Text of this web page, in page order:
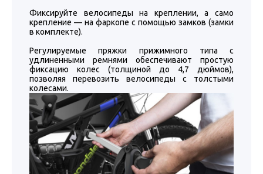
Фиксируйте велосипеды на креплении, а само
крепление — на фаркопе с помощью замков (замки
в комплекте).
Регулируемые пряжки прижимного типа с
удлиненными ремнями обеспечивают простую
фиксацию колес (толщиной до 4,7 дюймов),
позволяя перевозить велосипеды с толстыми
колесами.